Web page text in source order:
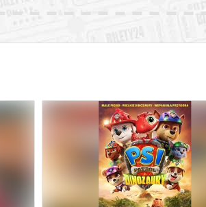
SOWA Centrum Nauki Kopernik
SOWA Centrum Nauki Kopernik
SOWA Centrum Nauki Kopernik
SOWA Centrum Nauki Kopernik